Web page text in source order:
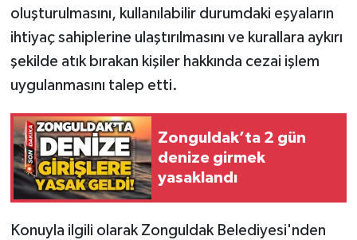
oluşturulmasını, kullanılabilir durumdaki eşyaların
ihtiyaç sahiplerine ulaştırılmasını ve kurallara aykırı
şekilde atık bırakan kişiler hakkında cezai işlem
uygulanmasını talep etti.
Zonguldak’ta 2 gün
denize girmek
yasaklandı
Konuyla ilgili olarak Zonguldak Belediyesi'nden